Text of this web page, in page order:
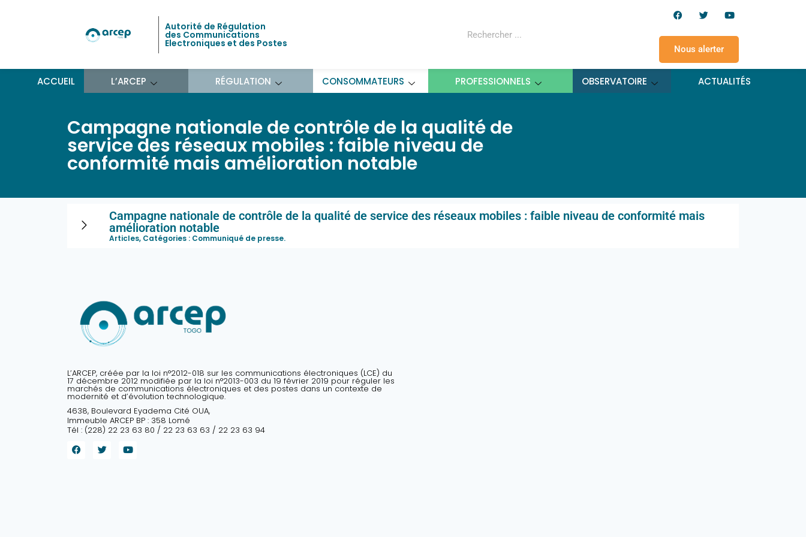
Autorité de Régulation
des Communications
Electroniques et des Postes
Nous alerter
ACCUEIL L’ARCEP RÉGULATION CONSOMMATEURS PROFESSIONNELS OBSERVATOIRE ACTUALITÉS
Campagne nationale de contrôle de la qualité de
service des réseaux mobiles : faible niveau de
conformité mais amélioration notable
Campagne nationale de contrôle de la qualité de service des réseaux mobiles : faible niveau de conformité mais
amélioration notable
Articles, Catégories : Communiqué de presse.
L’ARCEP, créée par la loi n°2012-018 sur les communications électroniques (LCE) du
17 décembre 2012 modifiée par la loi n°2013-003 du 19 février 2019 pour réguler les
marchés de communications électroniques et des postes dans un contexte de
modernité et d’évolution technologique.
4638, Boulevard Eyadema Cité OUA,
Immeuble ARCEP BP : 358 Lomé
Tél : (228) 22 23 63 80 / 22 23 63 63 / 22 23 63 94